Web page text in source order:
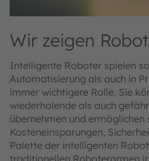
Wir zeigen
Intelligente Roboter spielen
Automatisierung als auch in
immer wichtigere Rolle. Sie
wiederholende als auch
übernehmen und ermöglichen
Kosteneinsparungen,
Palette der intelligenten
traditionellen Roboterarmen